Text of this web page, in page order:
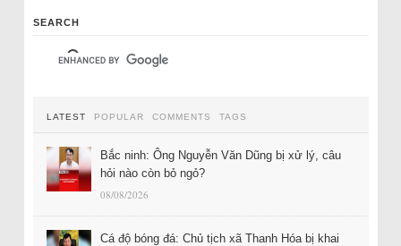
SEARCH
LATEST POPULAR COMMENTS TAGS
Bắc ninh: Ông Nguyễn Văn Dũng bị xử lý, câu
hỏi nào còn bỏ ngỏ?
08/08/2026
Cá độ bóng đá: Chủ tịch xã Thanh Hóa bị khai